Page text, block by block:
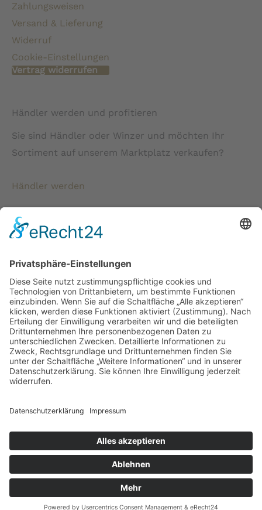
Zahlungsweisen
Versand & Lieferung
Widerruf
Cookie-Einstellungen
Vertrag widerrufen
Händler werden und profitieren
Sie sind Händler oder Winzer und möchten Ihr
Sortiment auf unserem Marktplatz verkaufen?
Händler werden
* Alle Preise verstehen sich inkl. gesetzlicher
Mehrwertsteuer und zzgl. Versandkosten wenn nicht anders
beschrieben.
ChampagnerKollektion ist ein Shop von Weinist